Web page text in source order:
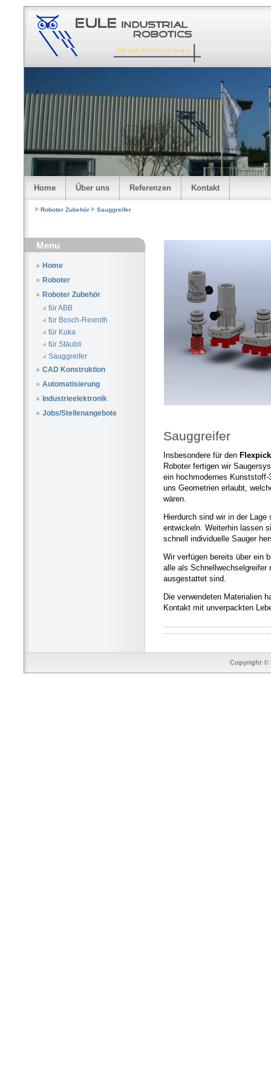
Home Über uns Referenzen Kontakt
Roboter Zubehör Sauggreifer
Menu
Home
Roboter
Roboter Zubehör
für ABB
für Bosch-Rexroth
für Kuka
für Stäubli
Sauggreifer
CAD Konstruktion
Automatisierung
Industrieelektronik
Jobs/Stellenangebote
Sauggreifer
Insbesondere für den
Roboter fertigen wir
ein hochmodernes
uns Geometrien erlaubt,
wären.
Hierdurch sind wir in der
entwickeln. Weiterhin lassen
schnell individuelle Sauger
Wir verfügen bereits über ein
alle als Schnellwechselgreifer
ausgestattet sind.
Die verwendeten Materialien
Kontakt mit unverpackten
Copyright ©